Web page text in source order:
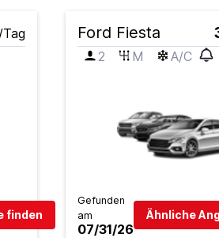
/Tag
finden
Ford Fiesta
2
M A/C
Gefunden
am
07/31/26
Ähnliche